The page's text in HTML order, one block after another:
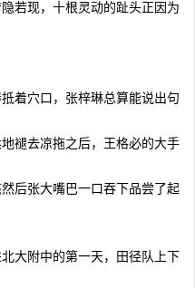
若现，十根灵动的趾头正因为
穴口，张梓琳总算能说出句
褪去凉拖之后，王格必的大手
后张大嘴巴一口吞下品尝了起
附中的第一天，田径队上下